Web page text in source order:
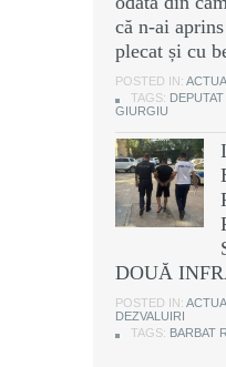
că n-ai
plecat și cu
POSTED IN:
TAGS:
GIURGIU
DOUĂ
POSTED IN:
DEZVALUIRI
TAGS: BARBAT